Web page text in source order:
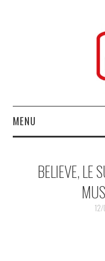
MENU
GABBA GABBA
BELIEVE, LE